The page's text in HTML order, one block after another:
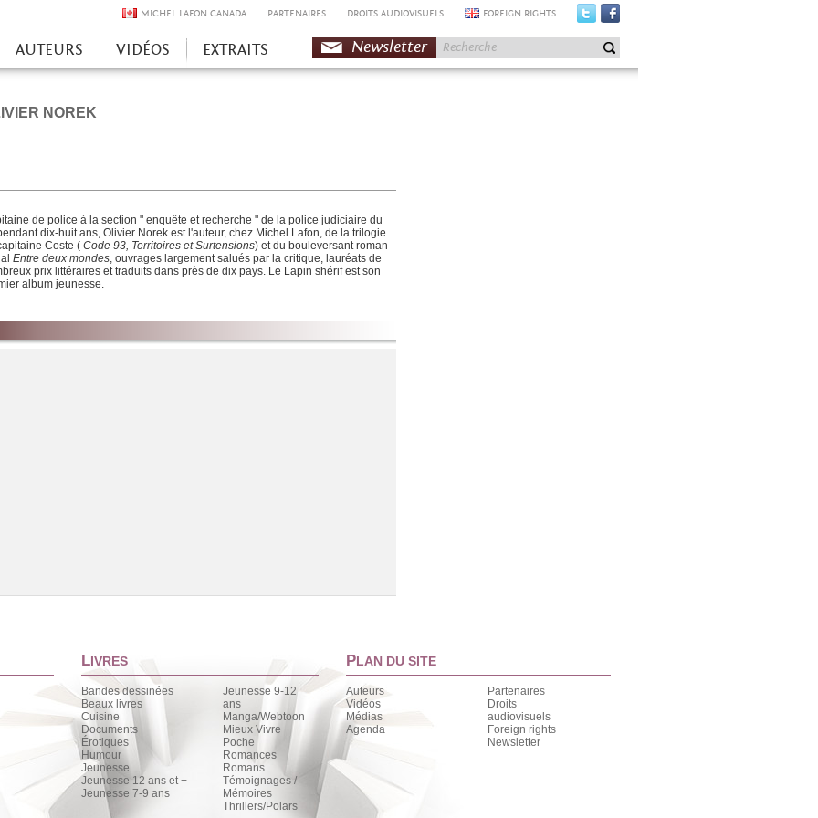
MICHEL LAFON CANADA PARTENAIRES DROITS AUDIOVISUELS FOREIGN RIGHTS
AUTEURS VIDÉOS EXTRAITS Newsletter
NOREK
de police à la section " enquête et recherche " de la police judiciaire du
dix-huit ans, Olivier Norek est l'auteur, chez Michel Lafon, de la trilogie
Coste ( Code 93, Territoires et Surtensions) et du bouleversant roman
Entre deux mondes, ouvrages largement salués par la critique, lauréats de
prix littéraires et traduits dans près de dix pays. Le Lapin shérif est son
album jeunesse.
Chargement de la liste
LIVRES
Bandes dessinées
Beaux livres
Cuisine
Documents
Érotiques
Humour
Jeunesse
Jeunesse 12 ans et +
Jeunesse 7-9 ans
Jeunesse 9-12
ans
Manga/Webtoon
Mieux Vivre
Poche
Romances
Romans
Témoignages /
Mémoires
Thrillers/Polars
PLAN DU SITE
Auteurs
Vidéos
Médias
Agenda
Partenaires
Droits
audiovisuels
Foreign rights
Newsletter